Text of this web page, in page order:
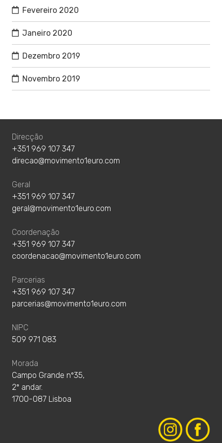
Fevereiro 2020
Janeiro 2020
Dezembro 2019
Novembro 2019
Direcção
+351 969 107 347
direcao@movimento1euro.com
Geral
+351 969 107 347
geral@movimento1euro.com
Coordenação
+351 969 107 347
coordenacao@movimento1euro.com
Parcerias
+351 969 107 347
parcerias@movimento1euro.com
NIPC
509 971 083
Morada
Campo Grande nº35,
2º andar.
1700-087 Lisboa